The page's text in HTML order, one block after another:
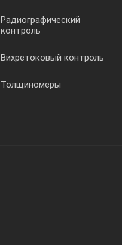
Радиографический
контроль
Вихретоковый контроль
Толщиномеры